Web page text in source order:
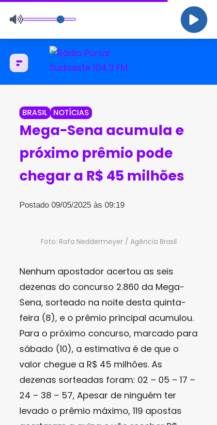
BRASIL NOTÍCIAS
Mega-Sena acumula e
próximo prêmio pode
chegar a R$ 45 milhões
Postado 09/05/2025 às 09:19
Foto: Rafa Neddermeyer / Agência Brasil
Nenhum apostador acertou as seis
dezenas do concurso 2.860 da Mega-
Sena, sorteado na noite desta quinta-
feira (8), e o prêmio principal acumulou.
Para o próximo concurso, marcado para
sábado (10), a estimativa é de que o
valor chegue a R$ 45 milhões. As
dezenas sorteadas foram: 02 – 05 – 17 –
24 – 38 – 57, Apesar de ninguém ter
levado o prêmio máximo, 119 apostas